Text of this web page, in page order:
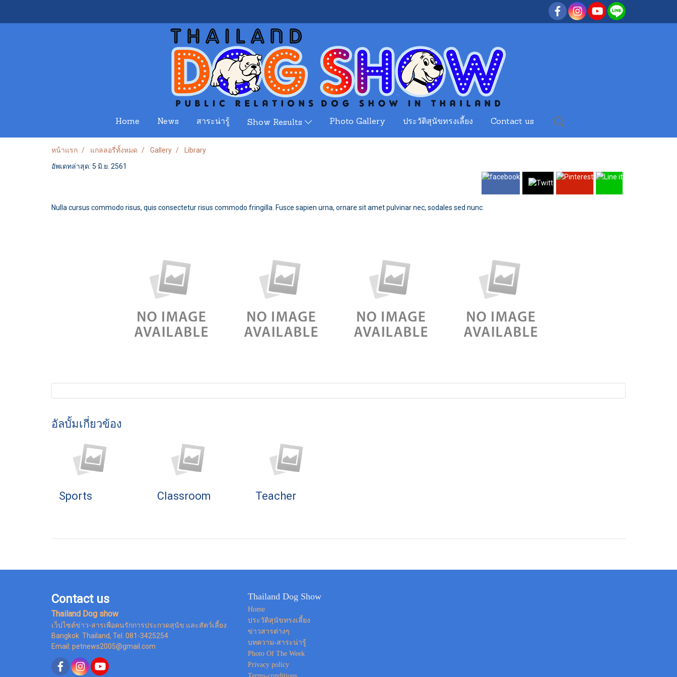
Home News สาระน่ารู้ Show Results Photo Gallery ประวัติสุนัขทรงเลี้ยง Contact us
หน้าแรก แกลลอรี่ทั้งหมด Gallery
Library
อัพเดทล่าสุด: 5 มิ.ย. 2561
Nulla cursus commodo risus, quis consectetur risus commodo fringilla. Fusce sapien urna, ornare sit amet pulvinar nec, sodales sed nunc.
อัลบั้มเกี่ยวข้อง
Sports Classroom Teacher
Contact us
Thailand Dog show
เว็ปไซต์ข่าว-สารเพื่อคนรักการประกวดสุนัข และสัตว์เลี้ยง
Bangkok Thailand, Tel. 081-3425254
Email: petnews2005@gmail.com
Thailand Dog Show
Home
ประวัติสุนัขทรงเลี้ยง
ข่าวสารต่างๆ
บทความ-สาระน่ารู้
Photo Of The Week
Privacy policy